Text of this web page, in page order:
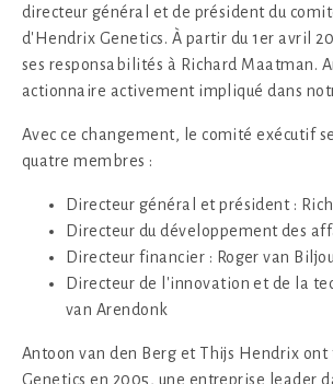
directeur général et de président du
d'Hendrix Genetics. À partir du 1er avril
ses responsabilités à Richard Maatman.
actionnaire activement impliqué dans
Avec ce changement, le comité exécutif
quatre membres :
Directeur général et président :
Directeur du développement des
Directeur financier : Roger van
Directeur de l'innovation et de la
van Arendonk
Antoon van den Berg et Thijs Hendrix
Genetics en 2005, une entreprise leader